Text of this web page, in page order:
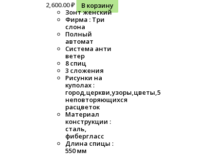
2,600.00₽
В корзину
Зонт женский
Фирма : Три
слона
Полный
автомат
Система анти
ветер
8 спиц
3 сложения
Рисунки на
куполах :
город,церкви,узоры,цветы,5
неповторяющихся
расцветок
Материал
конструкции :
сталь,
фибергласс
Длина спицы :
550 мм